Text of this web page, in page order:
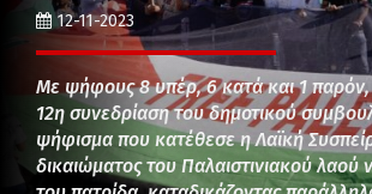
12-11-2023
Με ψήφους 8 υπέρ, 6 κατά και 1 παρόν,
12η συνεδρίαση του δημοτικού
ψήφισμα που κατέθεσε η Λαϊκή
δικαιώματος του Παλαιστινιακού λαού